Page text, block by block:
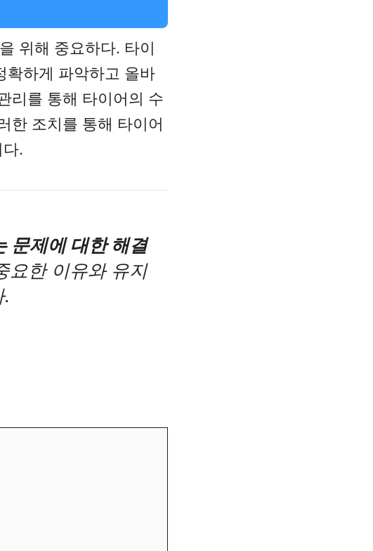
위해 중요하다. 타이
확하게 파악하고 올바
리를 통해 타이어의 수
한 조치를 통해 타이어
.
문제에 대한 해결
요한 이유와 유지